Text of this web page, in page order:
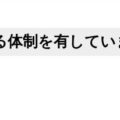
体制を有してい